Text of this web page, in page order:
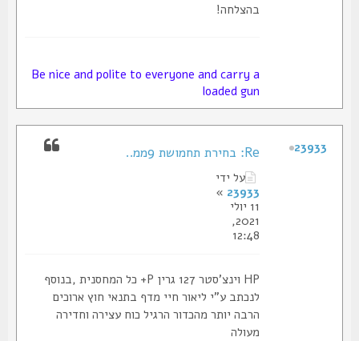
בהצלחה!
Be nice and polite to everyone and carry a
loaded gun
על ידי
23933
»
11 יולי
2021,
12:48
HP וינצ'סטר 127 גרין P+ כל המחסנית ,בנוסף
לנכתב ע"י ליאור חיי מדף בתנאי חוץ ארוכים
הרבה יותר מהכדור הרגיל כוח עצירה וחדירה
מעולה
23933